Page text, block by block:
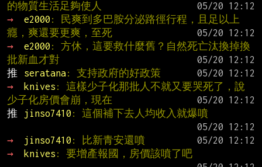
的物質生活足夠使人
→
e2000 : 民爽到多巴胺分泌路徑行程，且足以上
癮，爽還要更爽，至死
→
e2000 : 方休，這要救什麼舊？自然死亡汰換掉換
批新血才對
推
seratana: 支持政府的好政策
→
knives : 這樣少子化那批人不就又要哭死了，說
少子化房價會崩，現在
推
jinso7410 : 這個補下去人均收入就爆噴
→
jinso7410 : 比新青安還噴
→
knives : 要增產報國，房價該噴了吧